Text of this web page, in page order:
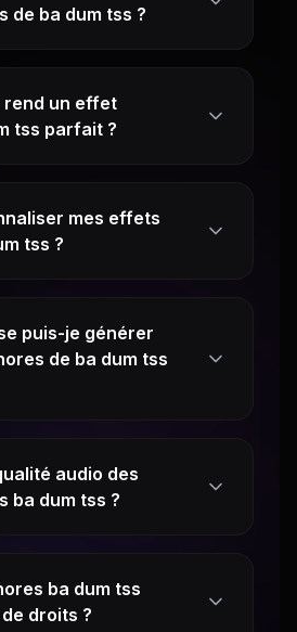
de ba dum tss ?
un effet
tss parfait ?
mes effets
tss ?
puis-je générer
de ba dum tss
audio des
ba dum tss ?
ba dum tss
droits ?